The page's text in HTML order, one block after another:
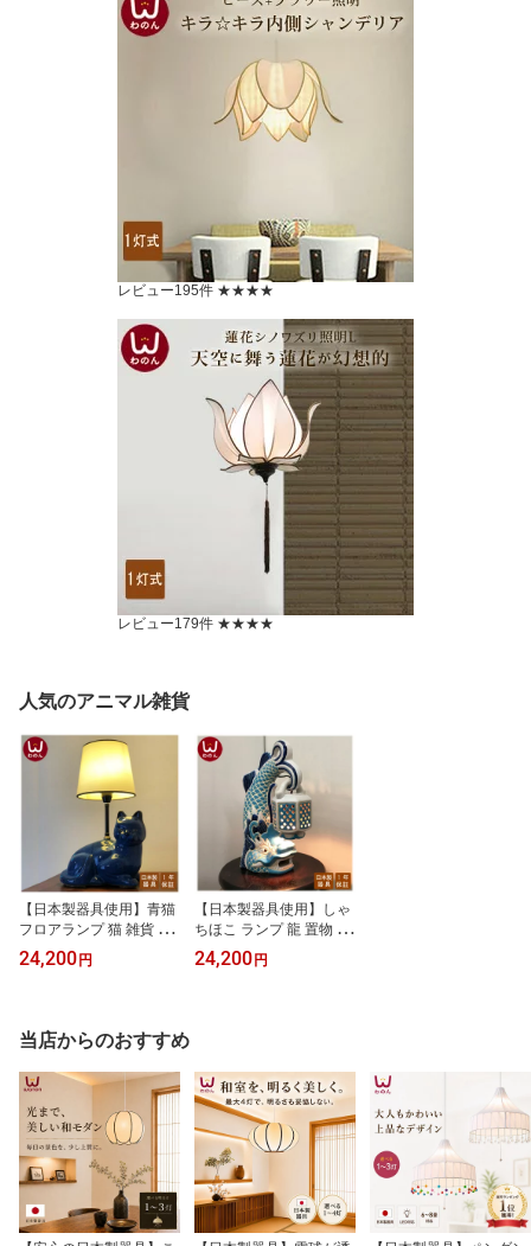
レビュー195件 ★★★★
レビュー179件 ★★★★
人気のアニマル雑貨
【日本製器具使用】青猫
フロアランプ 猫 雑貨 イ
ンテリア 家具 ネコ 置物
陶器 アンティーク 猫グ
誕生日プレゼント アジア
ン 中国 シノワズリ シノ
ワ 陶器 キャット フロア
ライト 間接照明 フロア
ライト テーブルランプ
24,200円
【日本製器具使用】しゃ
ちほこ ランプ 龍 置物 風
水 セット アジアン 中国
シノワズリ シノワ 雑貨
間接照明 フロアランプ
テーブルランプ おしゃれ
骨董 アンティーク 珍品
24,200円
当店からのおすすめ